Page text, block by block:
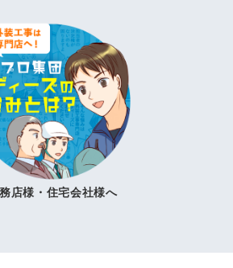
店様・住宅会社様へ